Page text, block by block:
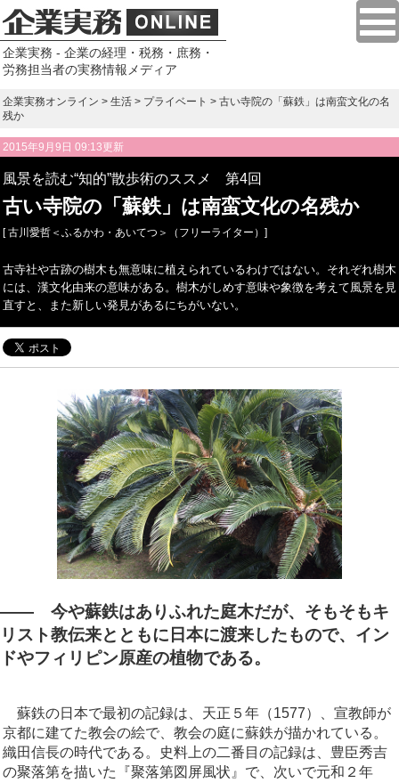
企業実務 - 企業の経理・税務・庶務・
労務担当者の実務情報メディア
企業実務オンライン > 生活 > プライベート > 古い寺院の「蘇鉄」は南蛮文化の名
残か
2015年9月9日 09:13更新
風景を読む“知的”散歩術のススメ 第4回
古い寺院の「蘇鉄」は南蛮文化の名残か
[ 古川愛哲＜ふるかわ・あいてつ＞（フリーライター）]
古寺社や古跡の樹木も無意味に植えられているわけではない。それぞれ樹木
には、漢文化由来の意味がある。樹木がしめす意味や象徴を考えて風景を見
直すと、また新しい発見があるにちがいない。
―― 今や蘇鉄はありふれた庭木だが、そもそもキ
リスト教伝来とともに日本に渡来したもので、イン
ドやフィリピン原産の植物である。
蘇鉄の日本で最初の記録は、天正５年（1577）、宣教師が
京都に建てた教会の絵で、教会の庭に蘇鉄が描かれている。
織田信長の時代である。史料上の二番目の記録は、豊臣秀吉
の聚落第を描いた『聚落第図屏風状』で、次いで元和２年